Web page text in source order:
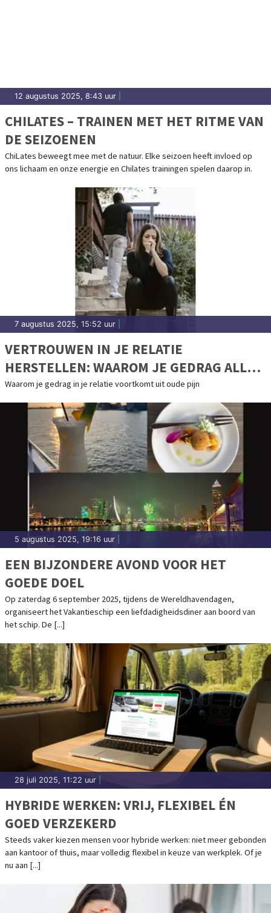
12 augustus 2025, 8:43 uur
CHILATES – TRAINEN MET HET RITME VAN
DE SEIZOENEN
ChiLates beweegt mee met de natuur. Elke seizoen heeft invloed op
ons lichaam en onze energie en Chilates trainingen spelen daarop in.
7 augustus 2025, 15:52 uur
VERTROUWEN IN JE RELATIE
HERSTELLEN: WAAROM JE GEDRAG ALLES
ZEGT OVER HOE JE JE VOELT
Waarom je gedrag in je relatie voortkomt uit oude pijn
5 augustus 2025, 19:16 uur
EEN BIJZONDERE AVOND VOOR HET
GOEDE DOEL
Op zaterdag 6 september 2025, tijdens de Wereldhavendagen,
organiseert het Vakantieschip een liefdadigheidsdiner aan boord van
het schip. De [...]
28 juli 2025, 11:22 uur
HYBRIDE WERKEN: VRIJ, FLEXIBEL ÉN
GOED VERZEKERD
Steeds vaker kiezen mensen voor hybride werken: niet meer gebonden
aan kantoor of thuis, maar volledig flexibel in keuze van werkplek. Of je
nu aan [...]